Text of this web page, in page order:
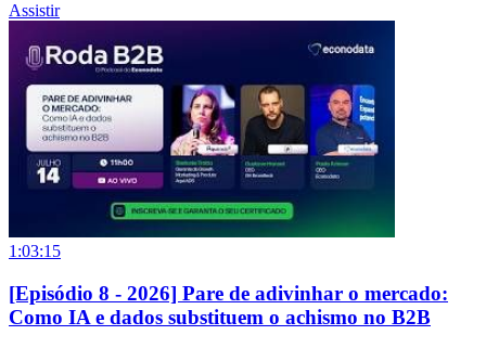
Assistir
1:03:15
[Episódio 8 - 2026] Pare de adivinhar o mercado:
Como IA e dados substituem o achismo no B2B